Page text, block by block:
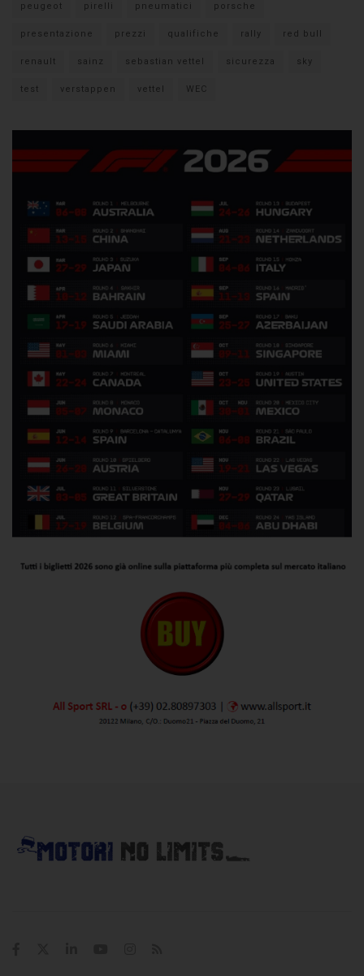
peugeot pirelli pneumatici porsche
presentazione prezzi qualifiche rally red bull
renault sainz sebastian vettel sicurezza sky
test verstappen vettel WEC